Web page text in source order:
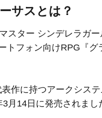
サスとは？
ター シンデレラガー
トフォン向けRPG『
に持つアークシス
月14日に発売されまし